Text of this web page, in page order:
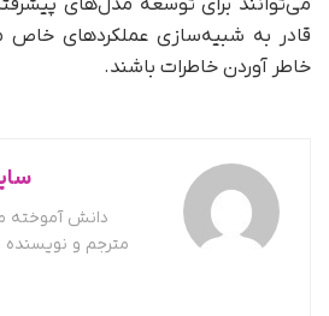
قادر به شبیه‌سازی عملکردهای خاص
خاطر آوردن خاطرات باشند.
دانش آموخته
مترجم و نویسنده